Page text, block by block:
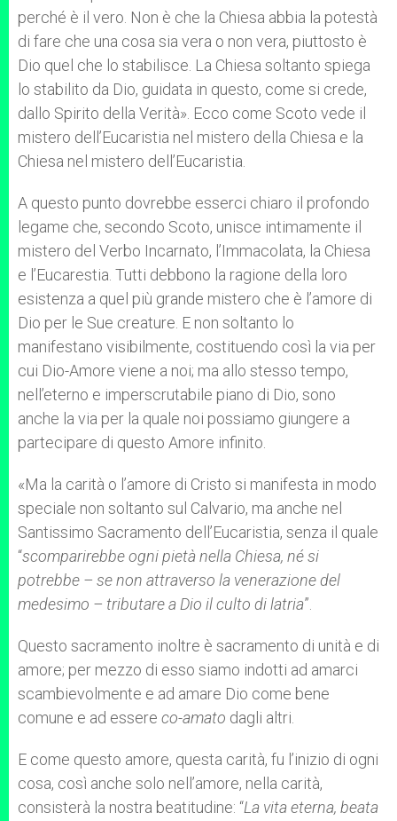
perché è il vero. Non è che la Chiesa abbia la potestà
di fare che una cosa sia vera o non vera, piuttosto è
Dio quel che lo stabilisce. La Chiesa soltanto spiega
lo stabilito da Dio, guidata in questo, come si crede,
dallo Spirito della Verità». Ecco come Scoto vede il
mistero dell’Eucaristia nel mistero della Chiesa e la
Chiesa nel mistero dell’Eucaristia.
A questo punto dovrebbe esserci chiaro il profondo
legame che, secondo Scoto, unisce intimamente il
mistero del Verbo Incarnato, l’Immacolata, la Chiesa
e l’Eucarestia. Tutti debbono la ragione della loro
esistenza a quel più grande mistero che è l’amore di
Dio per le Sue creature. E non soltanto lo
manifestano visibilmente, costituendo così la via per
cui Dio-Amore viene a noi; ma allo stesso tempo,
nell’eterno e imperscrutabile piano di Dio, sono
anche la via per la quale noi possiamo giungere a
partecipare di questo Amore infinito.
«Ma la carità o l’amore di Cristo si manifesta in modo
speciale non soltanto sul Calvario, ma anche nel
Santissimo Sacramento dell’Eucaristia, senza il quale
“scomparirebbe ogni pietà nella Chiesa, né si
potrebbe – se non attraverso la venerazione del
medesimo – tributare a Dio il culto di latria”.
Questo sacramento inoltre è sacramento di unità e di
amore; per mezzo di esso siamo indotti ad amarci
scambievolmente e ad amare Dio come bene
comune e ad essere co-amato dagli altri.
E come questo amore, questa carità, fu l’inizio di ogni
cosa, così anche solo nell’amore, nella carità,
consisterà la nostra beatitudine: “La vita eterna, beata